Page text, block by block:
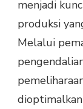
menjadi
produksi
Melalui